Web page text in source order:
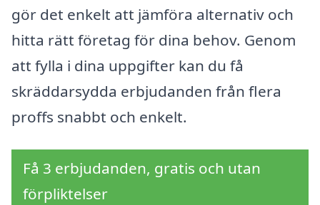
gör det enkelt att jämföra alternativ och
hitta rätt företag för dina behov. Genom
att fylla i dina uppgifter kan du få
skräddarsydda erbjudanden från flera
proffs snabbt och enkelt.
Få 3 erbjudanden, gratis och utan
förpliktelser